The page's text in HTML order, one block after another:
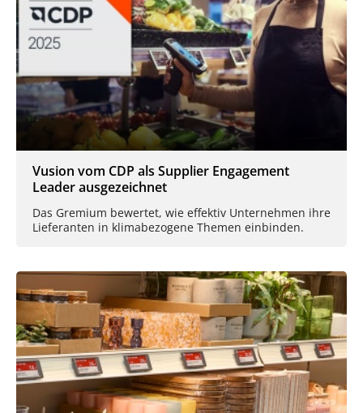
Vusion vom CDP als Supplier Engagement
Leader ausgezeichnet
Das Gremium bewertet, wie effektiv Unternehmen ihre
Lieferanten in klimabezogene Themen einbinden.